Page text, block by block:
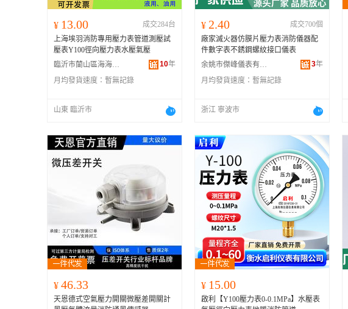
¥ 13.00
成交284台
上海埃羽消防專用壓力表管道測壓試
壓表Y100徑向壓力表水壓氣壓
臨沂市蘭山區海海森水暖管件經銷商行
10年
月均發貨速度： 暫無記錄
山東 臨沂市
¥ 2.40
成交700個
廠家滅火器仿膜片壓力表消防儀器配
件數字表不銹鋼螺紋接口儀表
余姚市傑峰儀表有限公司
3年
月均發貨速度： 暫無記錄
浙江 寧波市
¥ 46.33
天恩德式空氣壓力開關微壓差開關計
¥ 15.00
啟利【Y100壓力表0-0.1MPa】水壓表